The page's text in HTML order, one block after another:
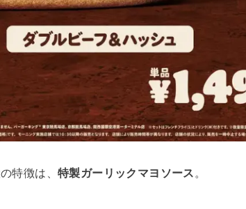
特徴は、 特製ガーリックマヨソース。